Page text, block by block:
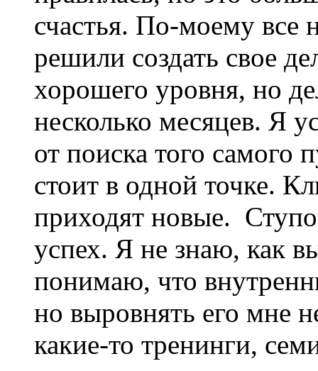
счастья. По-моему все
решили создать свое
хорошего уровня, но
несколько месяцев. Я
от поиска того самого
стоит в одной точке.
приходят новые.
успех. Я не знаю, как
понимаю, что
но выровнять его мне
какие-то тренинги,